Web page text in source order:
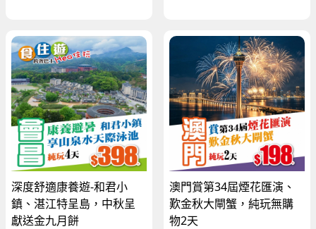
深度舒適康養遊-和君小
鎮、湛江特呈島，中秋呈
獻送金九月餅
澳門賞第34屆煙花匯演、
歎金秋大閘蟹，純玩無購
物2天